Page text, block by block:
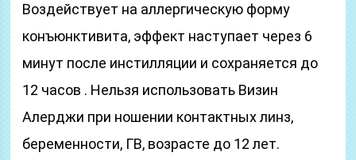
Воздействует на аллергическую форму
конъюнктивита, эффект наступает через 6
минут после инстилляции и сохраняется до
12 часов . Нельзя использовать Визин
Алерджи при ношении контактных линз,
беременности, ГВ, возрасте до 12 лет.